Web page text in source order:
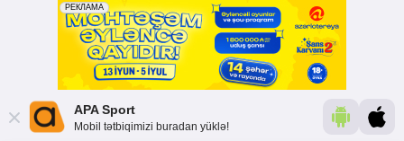
APA Sport
Mobil tətbiqimizi buradan yüklə!